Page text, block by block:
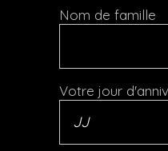
Nom de famille
Votre jour